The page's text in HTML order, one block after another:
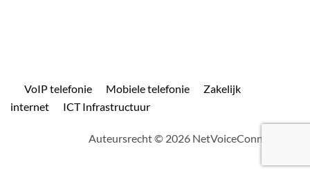
VoIP telefonie Mobiele telefonie
Zakelijk
internet
ICT Infrastructuur
Auteursrecht © 2026 NetVoiceConnect.com